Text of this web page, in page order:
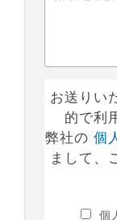
お送りい
的で利
弊社の 個
まして、
個